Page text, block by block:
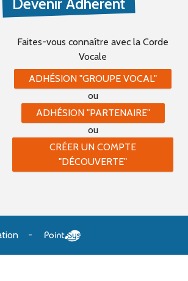
Devenir Adhérent
Faites-vous connaître avec la Corde
Vocale
ADHÉSION "GROUPE VOCAL"
ou
ADHÉSION "PARTENAIRE"
ou
CRÉER UN COMPTE
"DÉCOUVERTE"